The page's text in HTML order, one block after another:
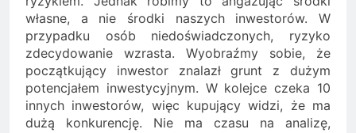
własne, a nie środki naszych inwestorów. W
przypadku osób niedoświadczonych, ryzyko
zdecydowanie wzrasta. Wyobraźmy sobie, że
początkujący inwestor znalazł grunt z dużym
potencjałem inwestycyjnym. W kolejce czeka 10
innych inwestorów, więc kupujący widzi, że ma
dużą konkurencję. Nie ma czasu na analizę,